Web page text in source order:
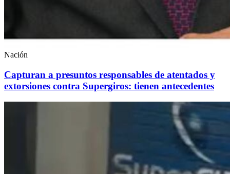
Nación
Capturan a presuntos responsables de atentados y
extorsiones contra Supergiros: tienen antecedentes